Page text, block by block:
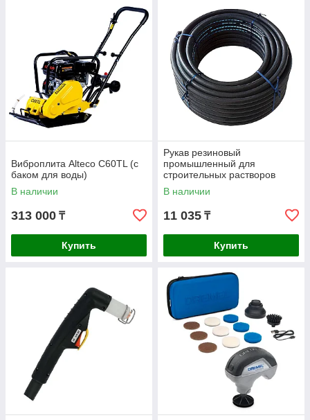
Стяжки пружин
Специальный инструмент
Станки и мойки деталей
Диагностическое оборудование
Вытяжка выхлопных газов
Кузовной ремонт
Фонари и переноски
Виброплита Alteco C60TL (с
баком для воды)
В наличии
313 000 ₸
Купить
Рукав резиновый
промышленный для
строительных растворов
SEMPERIT SM40 50х8мм 1м
В наличии
11 035 ₸
Купить